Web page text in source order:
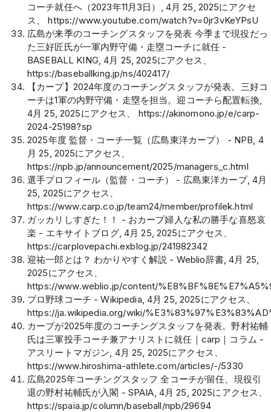
コーチ就任へ（2023年11月3日）, 4月 25, 2025にアクセ
ス、https://www.youtube.com/watch?v=0jr3vKeYPsU
広島が来季のコーチングスタッフを発表 今季まで現役だっ
た三好匠氏が一軍内野守備・走塁コーチに就任 -
BASEBALL KING, 4月 25, 2025にアクセス、
https://baseballking.jp/ns/402417/
【カープ】2024年度のコーチングスタッフが発表。三好コ
ーチは1軍の内野守備・走塁を担当。迎コーチら配置転換,
4月 25, 2025にアクセス、 https://akinomono.jp/e/carp-
2024-25198?sp
2025年度 監督・コーチ一覧（広島東洋カープ） - NPB, 4
月 25, 2025にアクセス、
https://npb.jp/announcement/2025/managers_c.html
選手プロフィール（監督・コーチ） - 広島東洋カープ, 4月
25, 2025にアクセス、
https://www.carp.co.jp/team24/member/profilek.html
ガッカリしすぎた！！ - おカープ婦人な私の勝手な喜怒哀
楽 - エキサイトブログ, 4月 25, 2025にアクセス、
https://carplovepachi.exblog.jp/241982342
迎祐一郎とは？ わかりやすく解説 - Weblio辞書, 4月 25,
2025にアクセス、
https://www.weblio.jp/content/
プロ野球コーチ - Wikipedia, 4月 25, 2025にアクセス、
https://ja.wikipedia.org/wiki/
カープが2025年度のコーチングスタッフを発表。野村祐輔
氏は三軍投手コーチ兼アナリストに就任｜carp｜コラム -
アスリートマガジン, 4月 25, 2025にアクセス、
https://www.hiroshima-athlete.com/articles/-/5330
広島2025年コーチングスタッフ 全コーチが留任、現役引
退の野村祐輔氏が入閣 - SPAIA, 4月 25, 2025にアクセス、
https://spaia.jp/column/baseball/npb/29694